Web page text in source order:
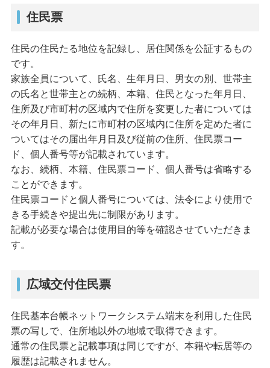
住民票
住民の住民たる地位を記録し、居住関係を公証するもの
です。
家族全員について、氏名、生年月日、男女の別、世帯主
の氏名と世帯主との続柄、本籍、住民となった年月日、
住所及び市町村の区域内で住所を変更した者については
その年月日、新たに市町村の区域内に住所を定めた者に
ついてはその届出年月日及び従前の住所、住民票コー
ド、個人番号等が記載されています。
なお、続柄、本籍、住民票コード、個人番号は省略する
ことができます。
住民票コードと個人番号については、法令により使用で
きる手続きや提出先に制限があります。
記載が必要な場合は使用目的等を確認させていただきま
す。
広域交付住民票
住民基本台帳ネットワークシステム端末を利用した住民
票の写しで、住所地以外の地域で取得できます。
通常の住民票と記載事項は同じですが、本籍や転居等の
履歴は記載されません。